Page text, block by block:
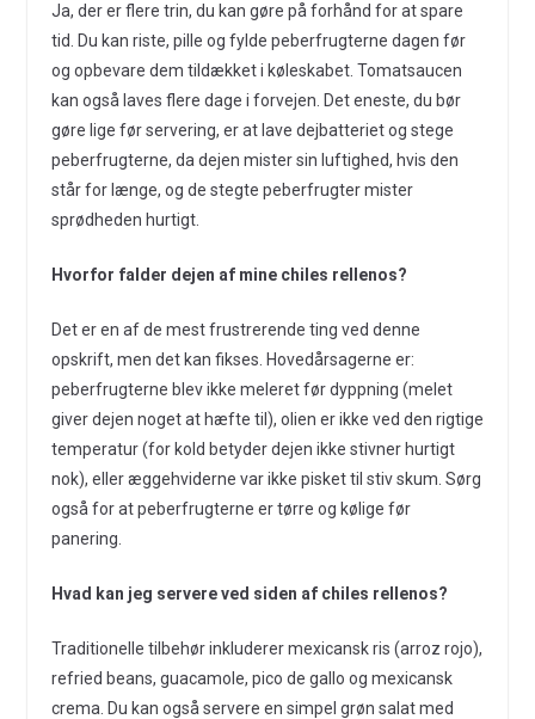
Ja, der er flere trin, du kan gøre på forhånd for at spare
tid. Du kan riste, pille og fylde peberfrugterne dagen før
og opbevare dem tildækket i køleskabet. Tomatsaucen
kan også laves flere dage i forvejen. Det eneste, du bør
gøre lige før servering, er at lave dejbatteriet og stege
peberfrugterne, da dejen mister sin luftighed, hvis den
står for længe, og de stegte peberfrugter mister
sprødheden hurtigt.
Hvorfor falder dejen af mine chiles rellenos?
Det er en af de mest frustrerende ting ved denne
opskrift, men det kan fikses. Hovedårsagerne er:
peberfrugterne blev ikke meleret før dyppning (melet
giver dejen noget at hæfte til), olien er ikke ved den rigtige
temperatur (for kold betyder dejen ikke stivner hurtigt
nok), eller æggehviderne var ikke pisket til stiv skum. Sørg
også for at peberfrugterne er tørre og kølige før
panering.
Hvad kan jeg servere ved siden af chiles rellenos?
Traditionelle tilbehør inkluderer mexicansk ris (arroz rojo),
refried beans, guacamole, pico de gallo og mexicansk
crema. Du kan også servere en simpel grøn salat med